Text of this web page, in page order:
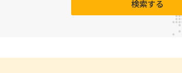
検索する